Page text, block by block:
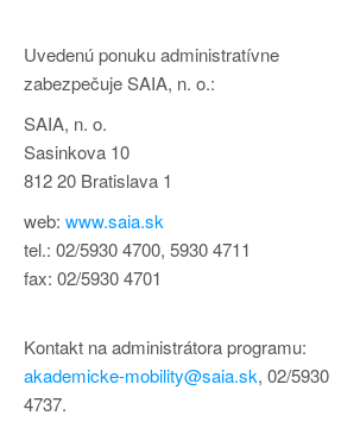
Uvedenú ponuku administratívne
zabezpečuje SAIA, n. o.:
SAIA, n. o.
Sasinkova 10
812 20 Bratislava 1
web: www.saia.sk
tel.: 02/5930 4700, 5930 4711
fax: 02/5930 4701
Kontakt na administrátora programu:
akademicke-mobility@saia.sk, 02/5930
4737.